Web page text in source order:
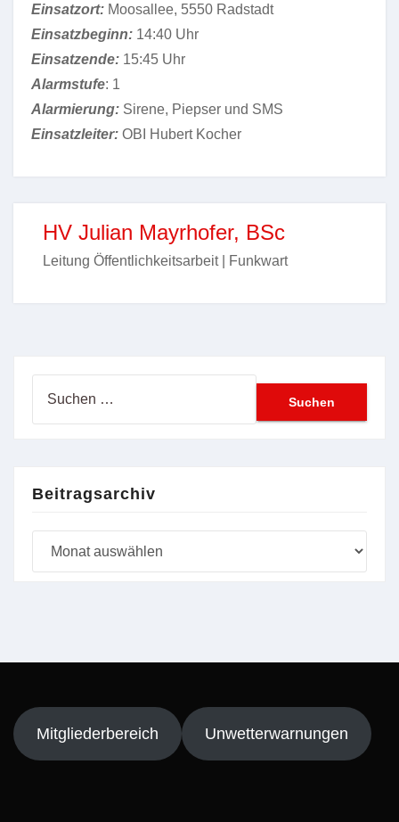
Einsatzort: Moosallee, 5550 Radstadt
Einsatzbeginn: 14:40 Uhr
Einsatzende: 15:45 Uhr
Alarmstufe: 1
Alarmierung: Sirene, Piepser und SMS
Einsatzleiter: OBI Hubert Kocher
HV Julian Mayrhofer, BSc
Leitung Öffentlichkeitsarbeit | Funkwart
Beitragsarchiv
Mitgliederbereich Unwetterwarnungen